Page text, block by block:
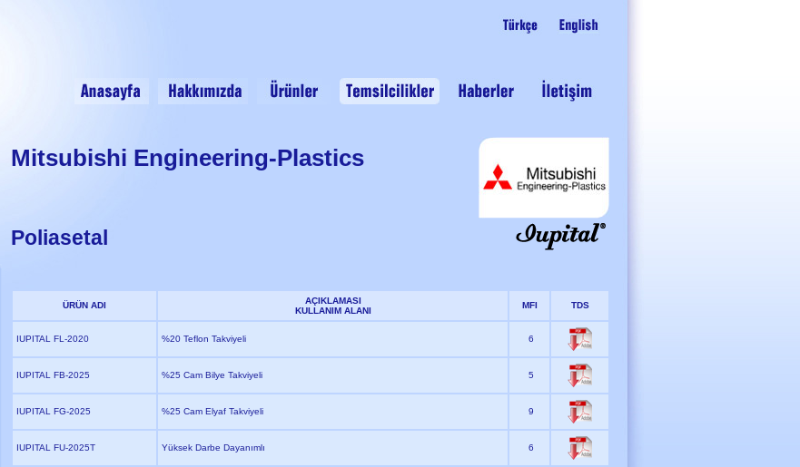
Mitsubishi Engineering-Plastics
Poliasetal
ÜRÜN ADI
AÇIKLAMASI
KULLANIM ALANI
MFI TDS
IUPITAL FL-2020 %20 Teflon Takviyeli 6
IUPITAL FB-2025 %25 Cam Bilye Takviyeli 5
IUPITAL FG-2025 %25 Cam Elyaf Takviyeli 9
IUPITAL FU-2025T Yüksek Darbe Dayanımlı 6